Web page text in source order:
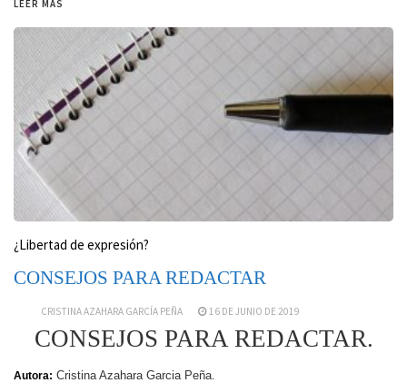
LEER MÁS
¿Libertad de expresión?
CONSEJOS PARA REDACTAR
CRISTINA AZAHARA GARCÍA PEÑA 16 DE JUNIO DE 2019
CONSEJOS PARA REDACTAR.
Autora: Cristina Azahara Garcia Peña.